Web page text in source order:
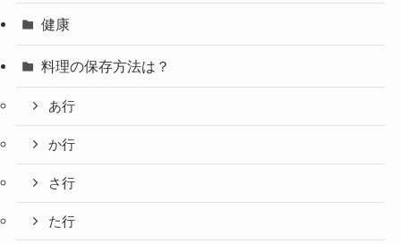
健康
料理の保存方法は？
あ行
か行
さ行
た行